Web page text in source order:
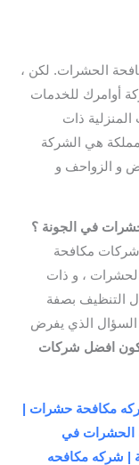
الحشرات. لكن ،
أوامرك للخدمات
ذات
هي الشركة
و الزواحف و
في الجونة ؟
مكافحة
، و ذات
التنظيف بصفة
الذي يفرض
افضل شركات
مكافحة حشرات |
الحشرات في
| شركه مكافحه